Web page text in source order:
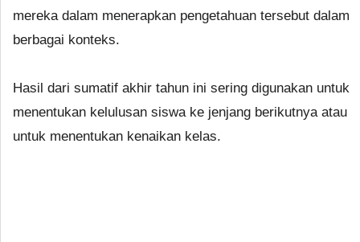
mereka dalam menerapkan pengetahuan tersebut dalam
berbagai konteks.
Hasil dari sumatif akhir tahun ini sering digunakan untuk
menentukan kelulusan siswa ke jenjang berikutnya atau
untuk menentukan kenaikan kelas.